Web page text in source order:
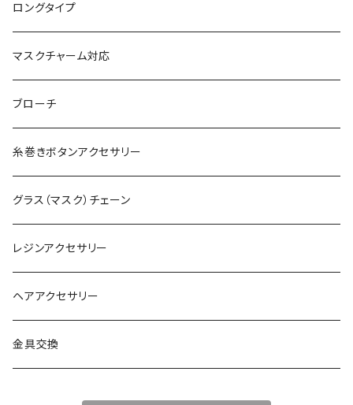
ロングタイプ
マスクチャーム対応
ブローチ
糸巻きボタンアクセサリー
グラス（マスク）チェーン
レジンアクセサリー
ヘアアクセサリー
金具交換